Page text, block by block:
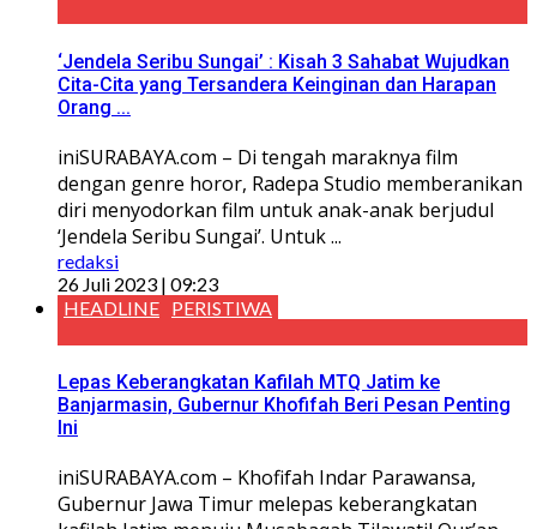
‘Jendela Seribu Sungai’ : Kisah 3 Sahabat Wujudkan
Cita-Cita yang Tersandera Keinginan dan Harapan
Orang ...
iniSURABAYA.com – Di tengah maraknya film
dengan genre horor, Radepa Studio memberanikan
diri menyodorkan film untuk anak-anak berjudul
‘Jendela Seribu Sungai’. Untuk ...
redaksi
26 Juli 2023 | 09:23
HEADLINE PERISTIWA
Lepas Keberangkatan Kafilah MTQ Jatim ke
Banjarmasin, Gubernur Khofifah Beri Pesan Penting
Ini
iniSURABAYA.com – Khofifah Indar Parawansa,
Gubernur Jawa Timur melepas keberangkatan